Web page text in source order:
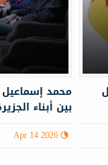
محمد
بين أبناء
Apr 14 2026